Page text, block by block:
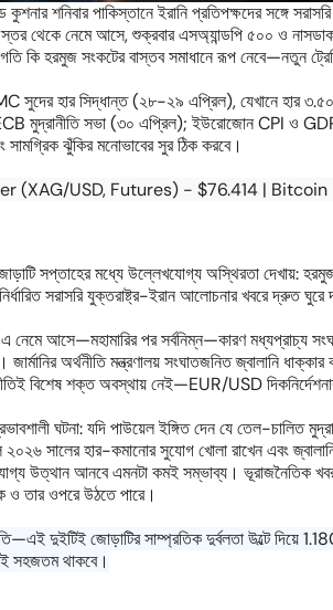
শনিবার পাকিস্তানে ইরানি প্রতিপক্ষদের সঙ্গে
স্তর থেকে নেমে আসে, শুক্রবার এসঅ্যান্ডপি ৫০০ ও
হরমুজ সংকটের বাস্তব সমাধানে রূপ নেবে—নতুন
সুদের হার সিদ্ধান্ত (২৮-২৯ এপ্রিল), যেখানে হার
মুদ্রানীতি সভা (৩০ এপ্রিল); ইউরোজোন CPI ও GDP
ঝুঁকির মনোভাবের সুর ঠিক করবে।
(XAG/USD, Futures) - $76.414 |
সপ্তাহের মধ্যে উল্লেখযোগ্য অস্থিরতা দেখায়:
সরাসরি যুক্তরাষ্ট্র-ইরান আলোচনার খবরে দ্রুত
আসে—মহামারির পর সর্বনিম্ন—কারণ মধ্যপ্রাচ্য
মন্ত্রণালয় সংঘাতজনিত জ্বালানি ধাক্কার
বিশেষ শক্ত অবস্থায় নেই—EUR/USD
ঘটনা: যদি পাউয়েল ইঙ্গিত দেন যে তেল-চালিত
সালের হার-কমানোর সুযোগ খোলা রাখেন এবং
উত্থান আনবে এমনটা কমই সম্ভাব্য। ভূরাজনৈতিক
তার ওপরে উঠতে পারে।
দুইটিই জোড়াটির সাম্প্রতিক দুর্বলতা উল্টে দিয়ে
সহজতম থাকবে।